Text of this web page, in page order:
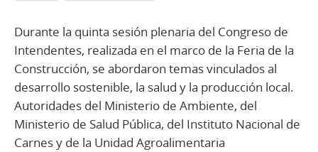
Durante la quinta sesión plenaria del Congreso de
Intendentes, realizada en el marco de la Feria de la
Construcción, se abordaron temas vinculados al
desarrollo sostenible, la salud y la producción local.
Autoridades del Ministerio de Ambiente, del
Ministerio de Salud Pública, del Instituto Nacional de
Carnes y de la Unidad Agroalimentaria